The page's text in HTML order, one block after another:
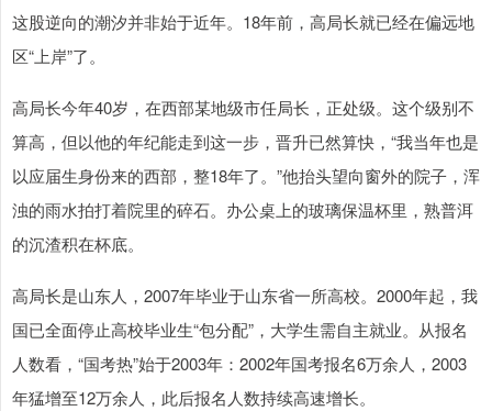
这股逆向的潮汐并非始于近年。18年前，高局长就已经在偏远地
区“上岸”了。
高局长今年40岁，在西部某地级市任局长，正处级。这个级别不
算高，但以他的年纪能走到这一步，晋升已然算快，“我当年也是
以应届生身份来的西部，整18年了。”他抬头望向窗外的院子，浑
浊的雨水拍打着院里的碎石。办公桌上的玻璃保温杯里，熟普洱
的沉渣积在杯底。
高局长是山东人，2007年毕业于山东省一所高校。2000年起，我
国已全面停止高校毕业生“包分配”，大学生需自主就业。从报名
人数看，“国考热”始于2003年：2002年国考报名6万余人，2003
年猛增至12万余人，此后报名人数持续高速增长。